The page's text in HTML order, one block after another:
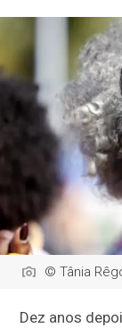
© Tânia
Dez anos